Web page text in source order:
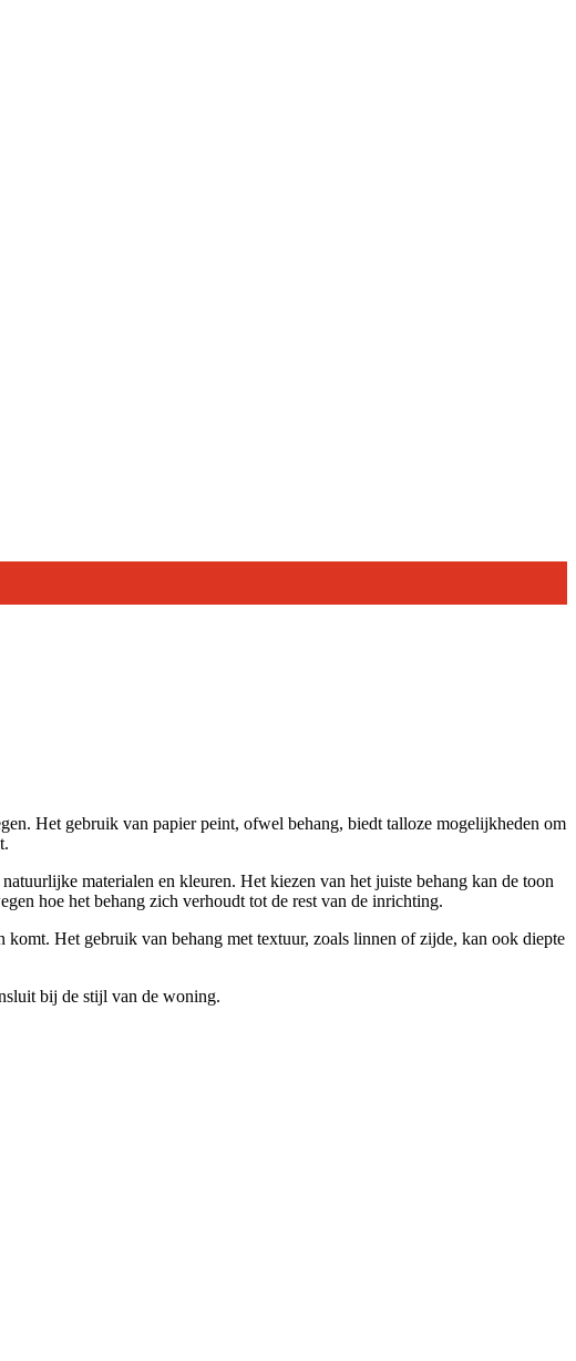
Het gebruik van papier peint, ofwel behang, biedt talloze mogelijkheden om
materialen en kleuren. Het kiezen van het juiste behang kan de toon
hoe het behang zich verhoudt tot de rest van de inrichting.
komt. Het gebruik van behang met textuur, zoals linnen of zijde, kan ook diepte
bij de stijl van de woning.